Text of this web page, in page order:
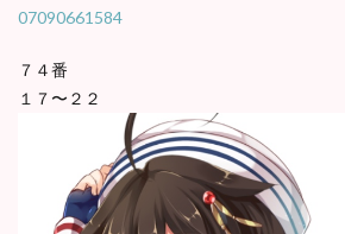
07090661584
７４番
１７〜２２